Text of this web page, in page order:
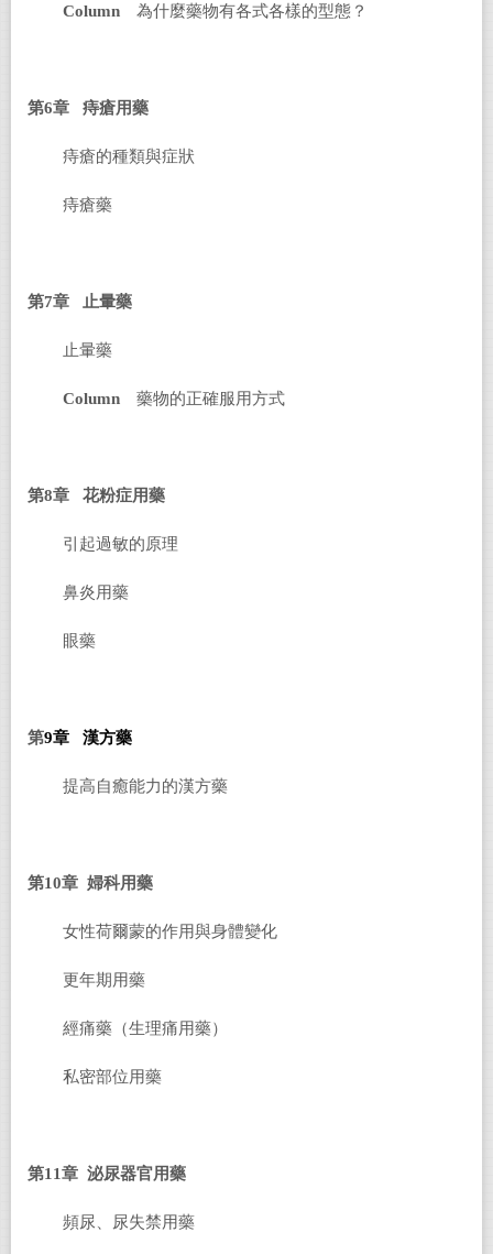
Column 為什麼藥物有各式各樣的型態？
第6章 痔瘡用藥
痔瘡的種類與症狀
痔瘡藥
第7章 止暈藥
止暈藥
Column 藥物的正確服用方式
第8章 花粉症用藥
引起過敏的原理
鼻炎用藥
眼藥
第9章 漢方藥
提高自癒能力的漢方藥
第10章 婦科用藥
女性荷爾蒙的作用與身體變化
更年期用藥
經痛藥（生理痛用藥）
私密部位用藥
第11章 泌尿器官用藥
頻尿、尿失禁用藥